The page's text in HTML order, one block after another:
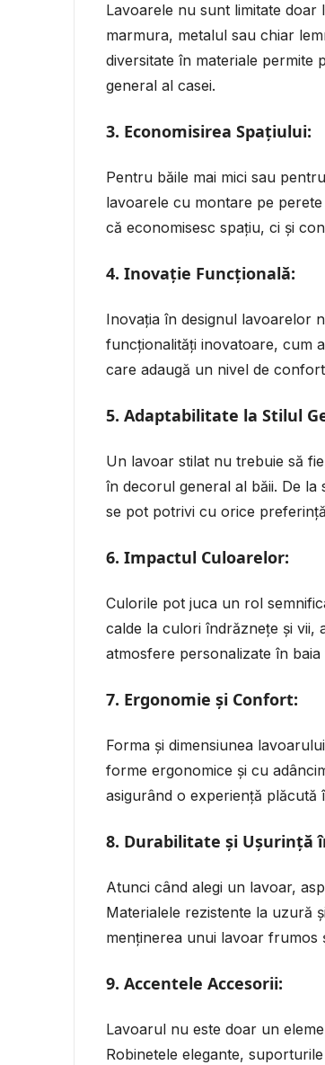
Lavoarele nu sunt limitate
marmura, metalul sau chiar
diversitate în materiale permite
general al casei.
3. Economisirea Spațiului:
Pentru băile mai mici sau
lavoarele cu montare pe
că economisesc spațiu, ci și
4. Inovație Funcțională:
Inovația în designul lavoarelor
funcționalități inovatoare, cum
care adaugă un nivel de
5. Adaptabilitate la Stilul
Un lavoar stilat nu trebuie să
în decorul general al băii. De
se pot potrivi cu orice
6. Impactul Culoarelor:
Culorile pot juca un rol
calde la culori îndrăznețe și vii,
atmosfere personalizate în baia
7. Ergonomie și Confort:
Forma și dimensiunea
forme ergonomice și cu
asigurând o experiență plăcută
8. Durabilitate și Ușurință
Atunci când alegi un lavoar,
Materialele rezistente la uzură
menținerea unui lavoar frumos
9. Accentele Accesorii:
Lavoarul nu este doar un
Robinetele elegante,